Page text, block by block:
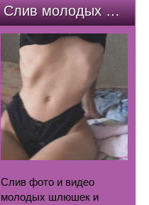
Слив молодых шкур. Фото и видео
Слив фото и видео
молодых шлюшек и